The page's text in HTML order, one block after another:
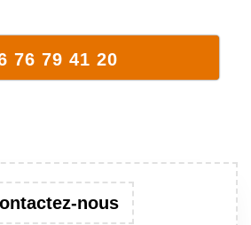
trop lourde et
donc
76 79 41 20
nous